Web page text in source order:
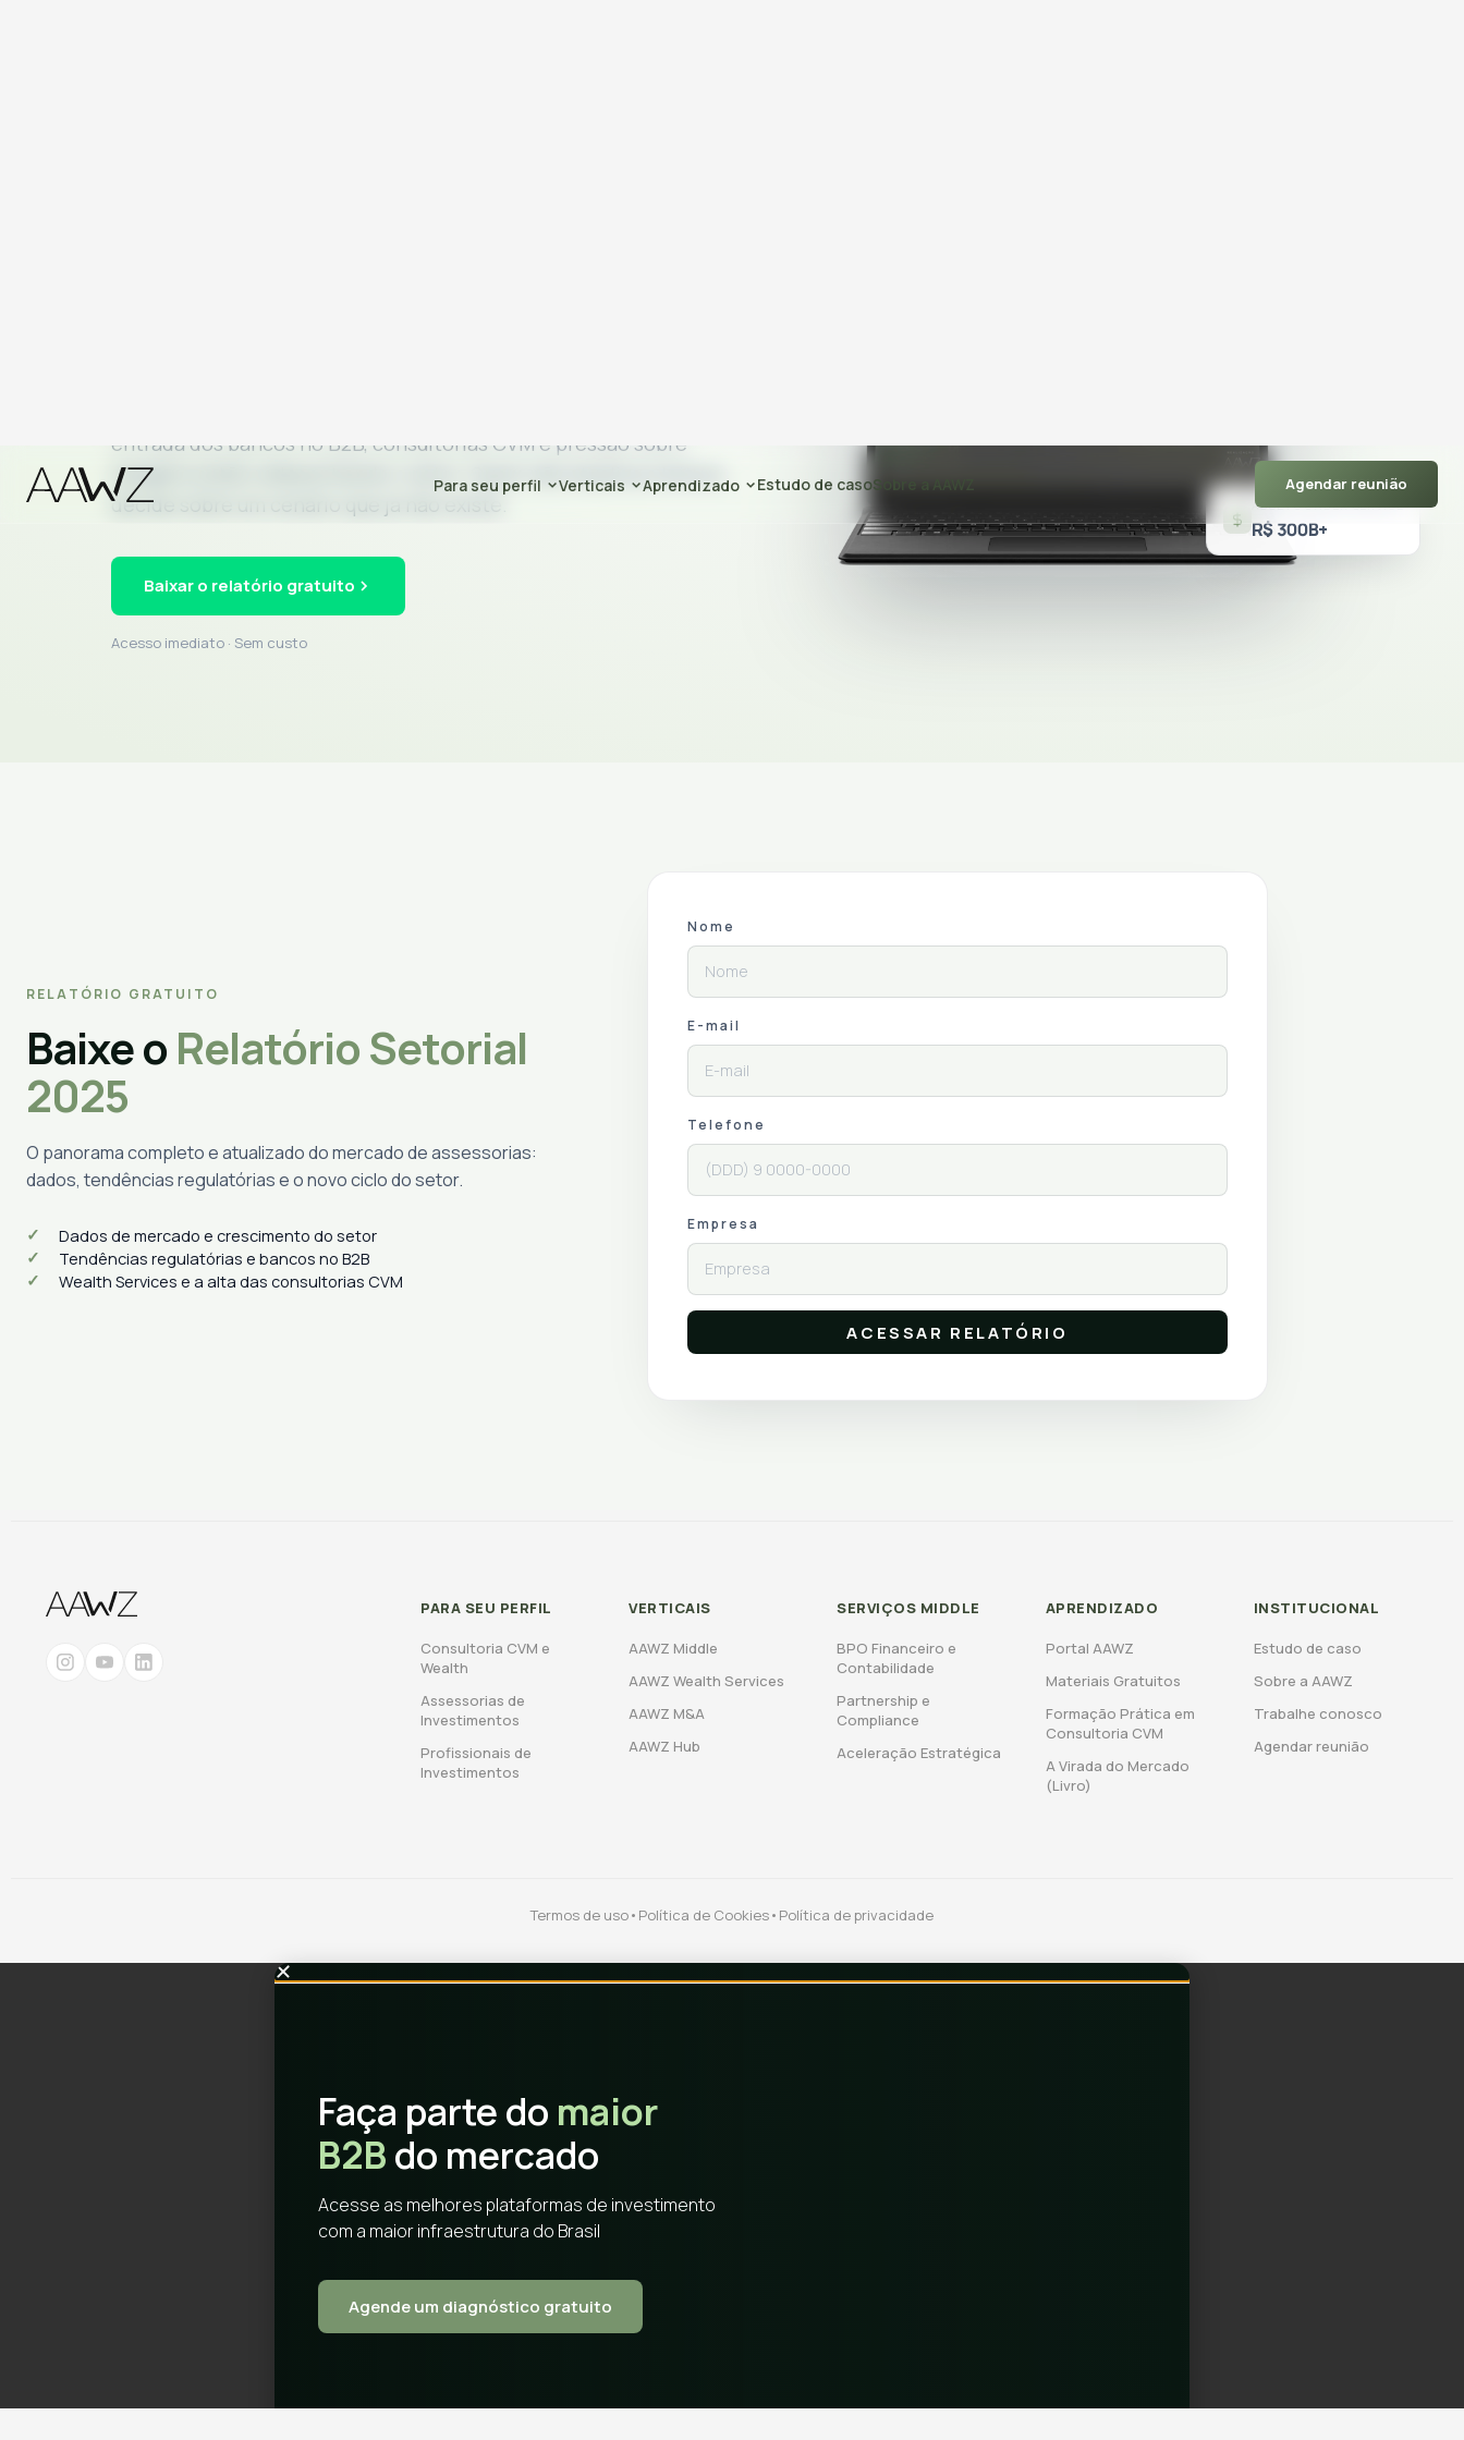
entrada dos bancos no B2B, consultorias CVM e pressão sobre
margens estão redesenhando o setor. Quem não atualiza a leitura
decide sobre um cenário que já não existe.
Baixar o relatório gratuito
Acesso imediato · Sem custo
ASSETS UNDER SERVICE
R$ 300B+
RELATÓRIO GRATUITO
Baixe o Relatório Setorial
2025
O panorama completo e atualizado do mercado de assessorias:
dados, tendências regulatórias e o novo ciclo do setor.
Dados de mercado e crescimento do setor
Tendências regulatórias e bancos no B2B
Wealth Services e a alta das consultorias CVM
Nome
E-mail
Telefone
Empresa
ACESSAR RELATÓRIO
PARA SEU PERFIL
Consultoria CVM e
Wealth
Assessorias de
Investimentos
Profissionais de
Investimentos
VERTICAIS
AAWZ Middle
AAWZ Wealth Services
AAWZ M&A
AAWZ Hub
SERVIÇOS MIDDLE
BPO Financeiro e
Contabilidade
Partnership e
Compliance
Aceleração Estratégica
APRENDIZADO
Portal AAWZ
Materiais Gratuitos
Formação Prática em
Consultoria CVM
A Virada do Mercado
(Livro)
INSTITUCIONAL
Estudo de caso
Sobre a AAWZ
Trabalhe conosco
Agendar reunião
Termos de uso• Política de Cookies• Política de privacidade
Faça parte do maior
B2Bdo mercado
Acesse as melhores plataformas de investimento
com a maior infraestrutura do Brasil
Agende um diagnóstico gratuito